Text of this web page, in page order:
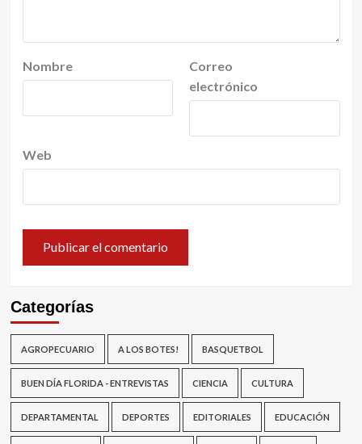
Nombre
Correo
electrónico
Web
Categorías
AGROPECUARIO A LOS BOTES! BASQUETBOL
BUEN DÍA FLORIDA - ENTREVISTAS CIENCIA CULTURA
DEPARTAMENTAL DEPORTES EDITORIALES EDUCACIÓN